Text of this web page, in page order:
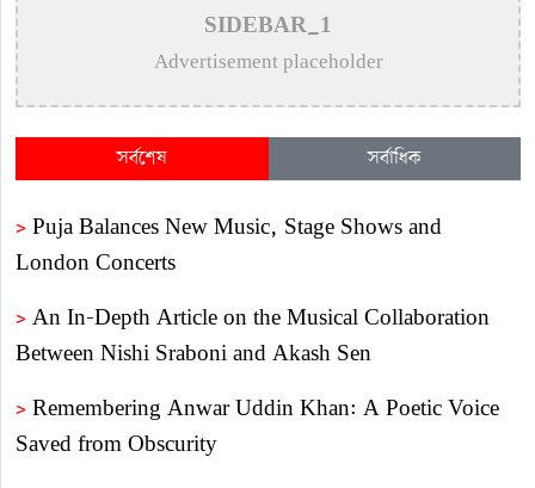
SIDEBAR_1
Advertisement placeholder
সর্বশেষ সর্বাধিক
> Puja Balances New Music, Stage Shows and
London Concerts
> An In-Depth Article on the Musical Collaboration
Between Nishi Sraboni and Akash Sen
> Remembering Anwar Uddin Khan: A Poetic Voice
Saved from Obscurity